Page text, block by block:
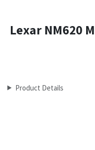
Lexar NM620
Product Details